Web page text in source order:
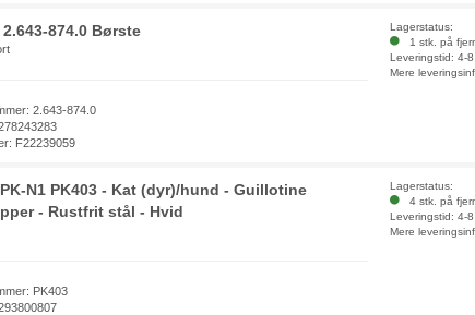
874.0 Børste
2.643-874.0
F22239059
Lagerstatus:
1 stk. på
Leveringstid: 4-
Mere
PK-N1 PK403 - Kat (dyr)/hund - Guillotine
- Rustfrit stål - Hvid
PK403
Lagerstatus:
4 stk. på
Leveringstid: 4-
Mere